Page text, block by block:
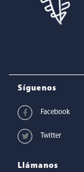
Síguenos
Llámanos